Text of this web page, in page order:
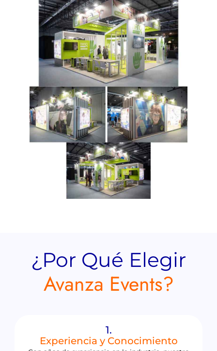
¿Por Qué Elegir
Avanza Events?
1.
Experiencia y Conocimiento